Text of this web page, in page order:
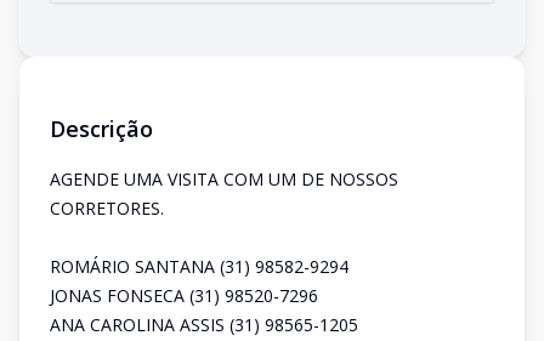
Descrição
AGENDE UMA VISITA COM UM DE NOSSOS
CORRETORES.
ROMÁRIO SANTANA (31) 98582-9294
JONAS FONSECA (31) 98520-7296
ANA CAROLINA ASSIS (31) 98565-1205